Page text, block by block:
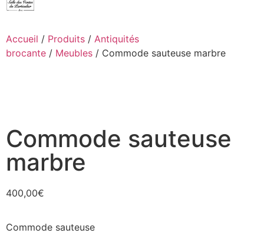
Accueil / Produits / Antiquités
brocante / Meubles / Commode sauteuse marbre
Commode sauteuse
marbre
400,00€
Commode sauteuse